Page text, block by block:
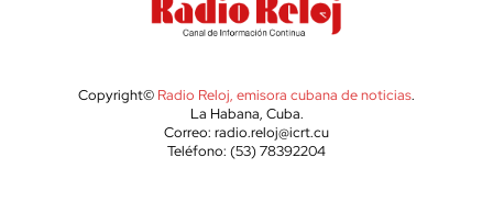
Copyright© Radio Reloj, emisora cubana de noticias.
La Habana, Cuba.
Correo: radio.reloj@icrt.cu
Teléfono: (53) 78392204